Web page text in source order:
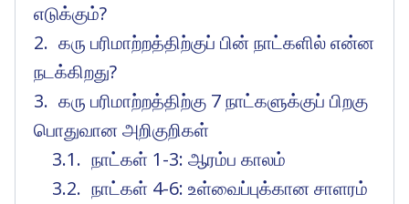
எடுக்கும்?
கரு பரிமாற்றத்திற்குப் பின் நாட்களில் என்ன
நடக்கிறது?
கரு பரிமாற்றத்திற்கு 7 நாட்களுக்குப் பிறகு
பொதுவான அறிகுறிகள்
நாட்கள் 1-3: ஆரம்ப காலம்
நாட்கள் 4-6: உள்வைப்புக்கான சாளரம்